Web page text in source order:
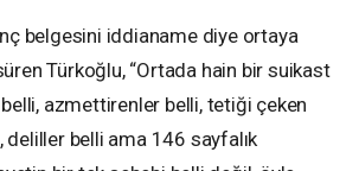
belgesini iddianame diye ortaya
Türkoğlu, “Ortada hain bir suikast
azmettirenler belli, tetiği çeken
deliller belli ama 146 sayfalık